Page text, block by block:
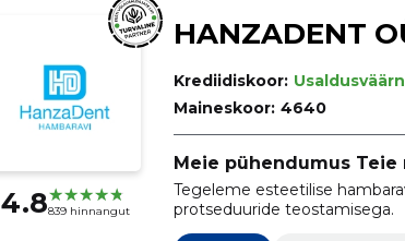
4.8839 hinnangut
HANZADENT
Krediidiskoor:
Maineskoor: 4640
Meie pühendumus Teie
Tegeleme esteetilise
protseduuride teostamisega.